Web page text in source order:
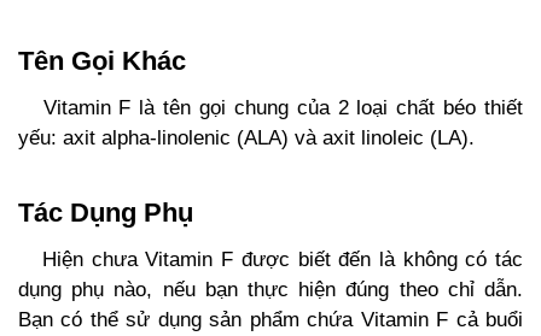
Tên Gọi Khác
Vitamin F là tên gọi chung của 2 loại chất béo thiết
yếu: axit alpha-linolenic (ALA) và axit linoleic (LA).
Tác Dụng Phụ
Hiện chưa Vitamin F được biết đến là không có tác
dụng phụ nào, nếu bạn thực hiện đúng theo chỉ dẫn.
Bạn có thể sử dụng sản phẩm chứa Vitamin F cả buổi